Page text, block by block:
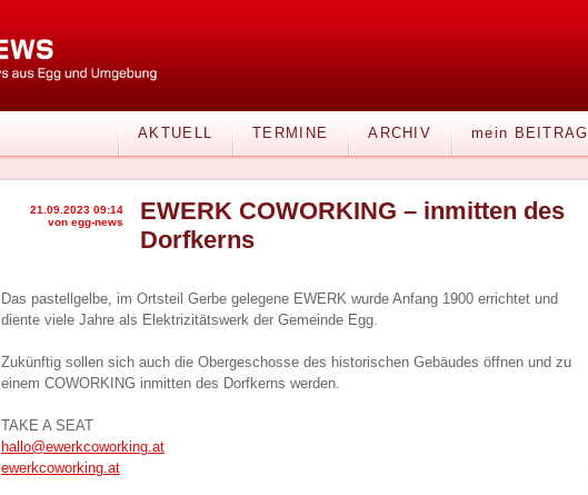
AKTUELL TERMINE ARCHIV mein BEITRAG
21.09.2023 09:14
von egg-news
EWERK COWORKING – inmitten des
Dorfkerns
Das pastellgelbe, im Ortsteil Gerbe gelegene EWERK wurde Anfang 1900 errichtet und
diente viele Jahre als Elektrizitätswerk der Gemeinde Egg.
Zukünftig sollen sich auch die Obergeschosse des historischen Gebäudes öffnen und zu
einem COWORKING inmitten des Dorfkerns werden.
TAKE A SEAT
hallo@ewerkcoworking.at
ewerkcoworking.at